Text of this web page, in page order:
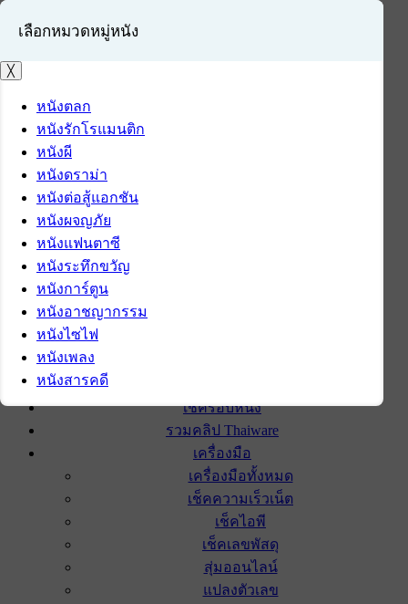
เข้าสู่ระบบ
สมัครสมาชิก
เช็ครอบหนัง
รวมคลิป Thaiware
เครื่องมือ
เครื่องมือทั้งหมด
เช็คความเร็วเน็ต
เช็คไอพี
เช็คเลขพัสดุ
สุ่มออนไลน์
แปลงตัวเลข
เลือกหมวดหมู่หนัง
╳
หนังตลก
หนังรักโรแมนติก
หนังผี
หนังดราม่า
หนังต่อสู้แอกชัน
หนังผจญภัย
หนังแฟนตาซี
หนังระทึกขวัญ
หนังการ์ตูน
หนังอาชญากรรม
หนังไซไฟ
หนังเพลง
หนังสารคดี